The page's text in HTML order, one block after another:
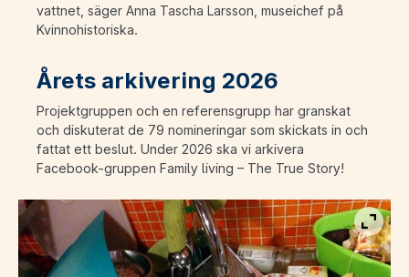
vattnet, säger Anna Tascha Larsson, museichef på
Kvinnohistoriska.
Årets arkivering 2026
Projektgruppen och en referensgrupp har granskat
och diskuterat de 79 nomineringar som skickats in och
fattat ett beslut. Under 2026 ska vi arkivera
Facebook-gruppen Family living – The True Story!
Visa